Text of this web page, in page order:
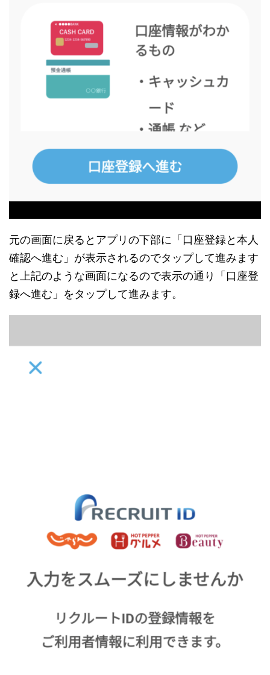
元の画面に戻るとアプリの下部に「口座登録と本人
確認へ進む」が表示されるのでタップして進みます
と上記のような画面になるので表示の通り「口座登
録へ進む」をタップして進みます。